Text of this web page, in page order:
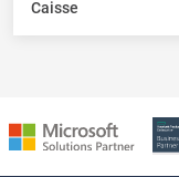
Caisse